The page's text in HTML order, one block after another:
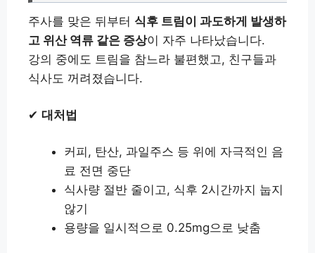
주사를 맞은 뒤부터 식후 트림이 과도하게 발생하
고 위산 역류 같은 증상이 자주 나타났습니다.
강의 중에도 트림을 참느라 불편했고, 친구들과
식사도 꺼려졌습니다.
✔ 대처법
커피, 탄산, 과일주스 등 위에 자극적인 음
료 전면 중단
식사량 절반 줄이고, 식후 2시간까지 눕지
않기
용량을 일시적으로 0.25mg으로 낮춤